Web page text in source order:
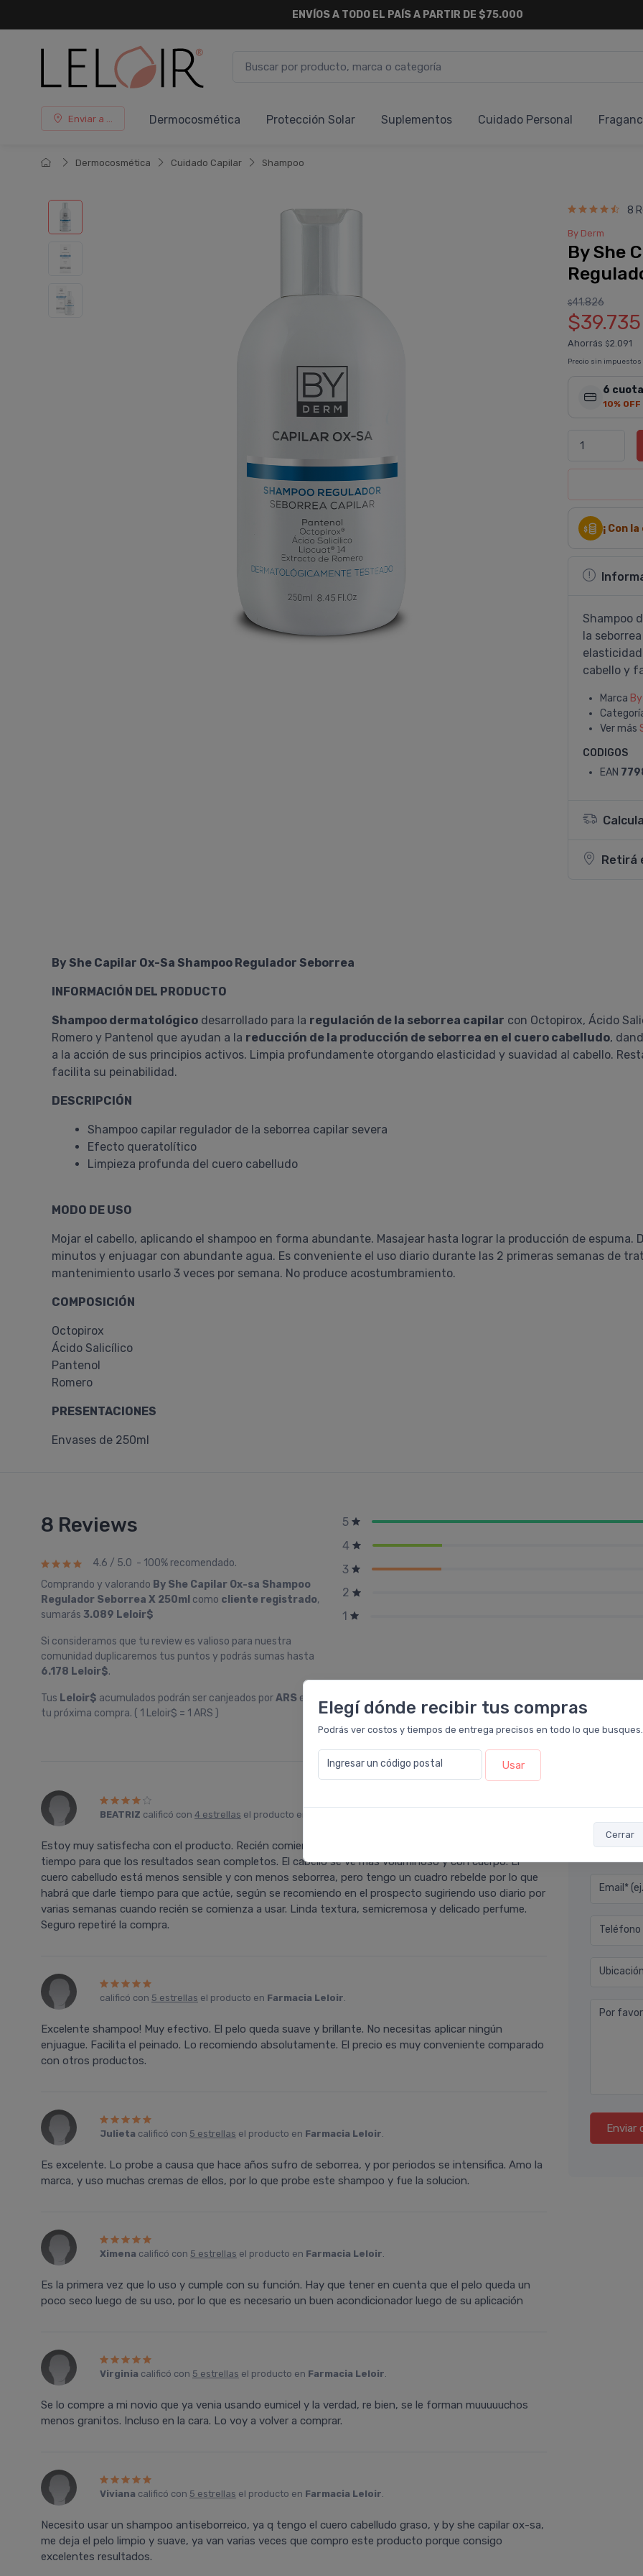
Elegí dónde recibir tus compras
Podrás ver costos y tiempos de entrega precisos en todo lo que busques.
Ingresar un código postal Usar
Cerrar
ENVÍOS A TODO EL PAÍS A PARTIR DE $75.000
Enviar a ... Dermocosmética Protección Solar Suplementos Cuidado Personal
Dermocosmética Cuidado Capilar Shampoo
8
By Derm
By She
$41.826
$39.735
Ahorrás $2.091
Precio sin
6
10% OFF
¡ Con
Shampoo
la
cabello y
Marca
Ver más
CODIGOS
EAN
Retirá
By She Capilar Ox-Sa Shampoo Regulador Seborrea
INFORMACIÓN DEL PRODUCTO
Shampoo dermatológico desarrollado para la regulación de la seborrea capilar con Octopirox, Ácido
Romero y Pantenol que ayudan a la reducción de la producción de seborrea en el cuero cabelludo,
a la acción de sus principios activos. Limpia profundamente otorgando elasticidad y suavidad al cabello.
facilita su peinabilidad.
DESCRIPCIÓN
Shampoo capilar regulador de la seborrea capilar severa
Efecto queratolítico
Limpieza profunda del cuero cabelludo
MODO DE USO
Mojar el cabello, aplicando el shampoo en forma abundante. Masajear hasta lograr la producción de espuma.
minutos y enjuagar con abundante agua. Es conveniente el uso diario durante las 2 primeras semanas de
mantenimiento usarlo 3 veces por semana. No produce acostumbramiento.
COMPOSICIÓN
Octopirox
Ácido Salicílico
Pantenol
Romero
PRESENTACIONES
Envases de 250ml
8 Reviews
4.6 / 5.0 - 100% recomendado.
Comprando y valorando By She Capilar Ox-sa Shampoo
Regulador Seborrea X 250ml como cliente registrado,
sumarás 3.089 Leloir$
Si consideramos que tu review es valioso para nuestra
comunidad duplicaremos tus puntos y podrás sumas hasta
6.178 Leloir$.
Tus Leloir$ acumulados podrán ser canjeados porARS en
tu próxima compra. ( 1 Leloir$ = 1 ARS )
5
4
3
2
1
BEATRIZ calificó con 4 estrellas el producto en
Estoy muy satisfecha con el producto. Recién comienzo a usarlo por lo que todavía debe pasar un
tiempo para que los resultados sean completos. El cabello se ve más voluminoso y con cuerpo. El
cuero cabelludo está menos sensible y con menos seborrea, pero tengo un cuadro rebelde por lo que
habrá que darle tiempo para que actúe, según se recomiendo en el prospecto sugiriendo uso diario por
varias semanas cuando recién se comienza a usar. Linda textura, semicremosa y delicado perfume.
Seguro repetiré la compra.
calificó con 5 estrellas el producto en Farmacia Leloir.
Excelente shampoo! Muy efectivo. El pelo queda suave y brillante. No necesitas aplicar ningún
enjuague. Facilita el peinado. Lo recomiendo absolutamente. El precio es muy conveniente comparado
con otros productos.
Julieta calificó con 5 estrellas el producto en Farmacia Leloir.
Es excelente. Lo probe a causa que hace años sufro de seborrea, y por periodos se intensifica. Amo la
marca, y uso muchas cremas de ellos, por lo que probe este shampoo y fue la solucion.
Ximena calificó con 5 estrellas el producto en Farmacia Leloir.
Es la primera vez que lo uso y cumple con su función. Hay que tener en cuenta que el pelo queda un
poco seco luego de su uso, por lo que es necesario un buen acondicionador luego de su aplicación
Virginia calificó con 5 estrellas el producto en Farmacia Leloir.
Se lo compre a mi novio que ya venia usando eumicel y la verdad, re bien, se le forman muuuuuchos
menos granitos. Incluso en la cara. Lo voy a volver a comprar.
Viviana calificó con 5 estrellas el producto en Farmacia Leloir.
Necesito usar un shampoo antiseborreico, ya q tengo el cuero cabelludo graso, y by she capilar ox-sa,
me deja el pelo limpio y suave, ya van varias veces que compro este producto porque consigo
excelentes resultados.
Nombre
Email*
Teléfono
Ubicación
Por
Enviar